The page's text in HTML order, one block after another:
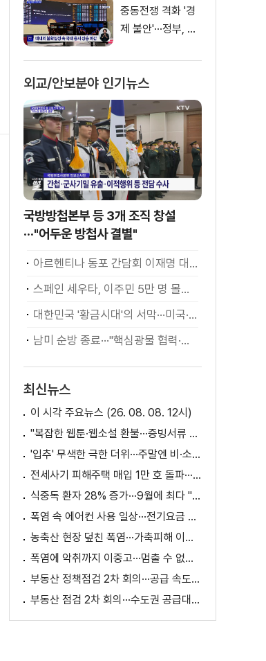
중동전쟁 격화 '경
제 불안'···정부, 금
소화
외교/안보분야 인기뉴스
국방방첩본부 등 3개 조직 창설
···"어두운 방첩사 결별"
아르헨티나 동포 간담회 이재명 대통령 모두발언
스페인 세우타, 이주민 5만 명 몰려 [월드 투데이]
대한민국 '황금시대'의 서막···미국·남미 순방 성과 총정리 [정.주.행]
남미 순방 종료···"핵심광물 협력·원유 수입선 확대"
최신뉴스
이 시각 주요뉴스 (26. 08. 08. 12시)
"복잡한 웹툰·웹소설 환불···증빙서류 요구까지"
'입추' 무색한 극한 더위···주말엔 비·소나기
전세사기 피해주택 매입 1만 호 돌파···피해 지원 속도
식중독 환자 28% 증가···9월에 최다 "입추 방심 금물"
폭염 속 에어컨 사용 일상···전기요금 줄이려면?
농축산 현장 덮친 폭염···가축피해 이틀 새 28만 마리↑
폭염에 악취까지 이중고···멈출 수 없는 필수노동
부동산 정책점검 2차 회의···공급 속도전 본격화하나
부동산 점검 2차 회의···수도권 공급대책 논의